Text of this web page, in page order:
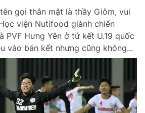
gọi thân mật là thầy Giôm, vui
viện Nutifood giành chiến
PVF Hưng Yên ở tứ kết U.19 quốc
vào bán kết nhưng cũng không...